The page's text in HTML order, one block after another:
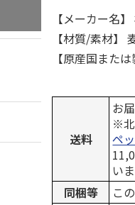
【メーカー名
【材質/素材】
【原産国また
送料
お
※北
ペ
い
同梱等
こ